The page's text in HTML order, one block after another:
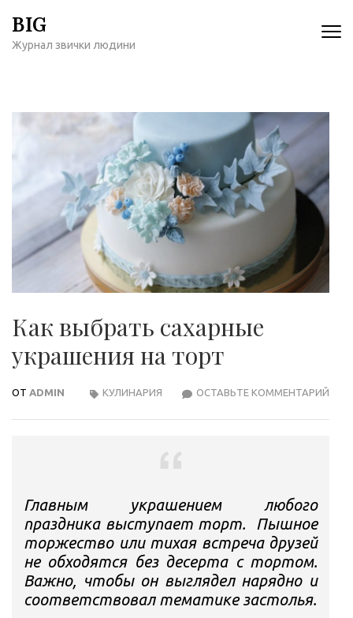
содержимому
BIG
Журнал звички людини
Как выбрать сахарные
украшения на торт
ОТ ADMIN ОСТАВЬТЕ КОММЕНТАРИЙ
КУЛИНАРИЯ
Главным украшением любого
праздника выступает торт. Пышное
торжество или тихая встреча друзей
не обходятся без десерта с тортом.
Важно, чтобы он выглядел нарядно и
соответствовал тематике застолья.